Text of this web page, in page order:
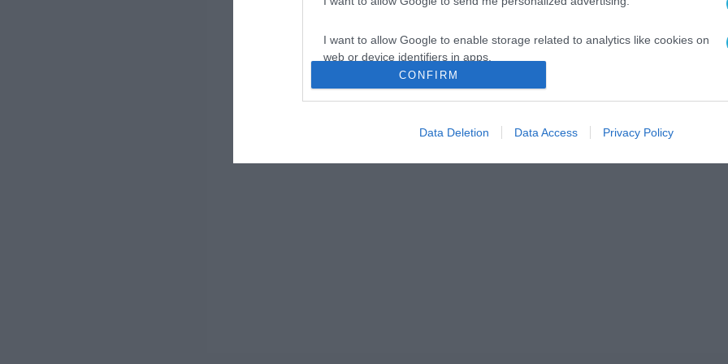
I want to allow Google to enable storage related to analytics like cookies on
web or device identifiers in apps.
I want to allow Google to enable storage related to functionality of the website
I want to allow Google to enable storage related to personalization.
CONFIRM
Data Deletion Data Access Privacy Policy